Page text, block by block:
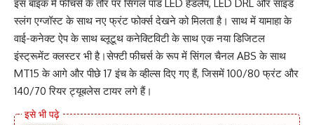
इस बाइक में फीचर्स के तौर पर सिंगल पॉड LED हेडलैंप, LED DRL और साइड
स्लंग एग्जॉस्ट के साथ नए फ्रंट फोर्क्स देखने को मिलता है। साथ में यामाहा के
वाई-कनेक्ट ऐप के साथ ब्लूटूथ कनेक्टिविटी के साथ एक नया डिजिटल
इंस्ट्रूमेंट क्लस्टर भी है।सेफ्टी फीचर्स के रूप में सिंगल चैनल ABS के साथ
MT15 के आगे और पीछे 17 इंच के व्हील्स दिए गए हैं, जिसमें 100/80 फ्रंट और
140/70 रियर ट्यूबलेस टायर लगे हैं।